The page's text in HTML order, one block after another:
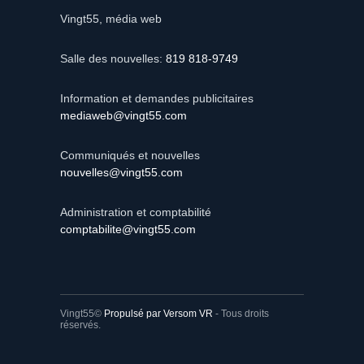
Vingt55, média web
Salle des nouvelles: 819 818-9749
Information et demandes publicitaires
mediaweb@vingt55.com
Communiqués et nouvelles
nouvelles@vingt55.com
Administration et comptabilité
comptabilite@vingt55.com
Vingt55© Propulsé par Versom VR - Tous droits
réservés.